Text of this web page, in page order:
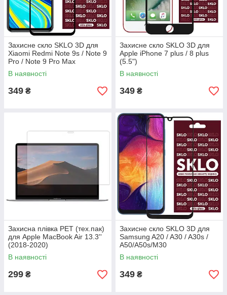
Захисне скло SKLO 3D для
Xiaomi Redmi Note 9s / Note 9
Pro / Note 9 Pro Max
В наявності
349 ₴
Захисне скло SKLO 3D для
Apple iPhone 7 plus / 8 plus
(5.5")
В наявності
349 ₴
Захисна плівка PET (тех.пак)
для Apple MacBook Air 13.3''
(2018-2020)
В наявності
299 ₴
Захисне скло SKLO 3D для
Samsung A20 / A30 / A30s /
A50/A50s/M30
/M30s/M31/M21/M21s
В наявності
349 ₴